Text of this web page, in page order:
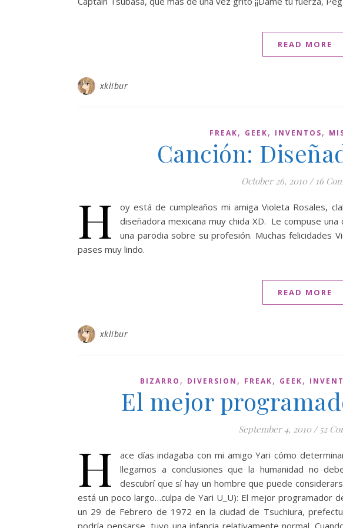
READ MORE
xklibur
FREAK, GEEK, INVENTOS,
Canción:
October 26, 2010 / 16
H
oy está de cumpleaños mi amiga Violeta Rosales,
diseñadora mexicana muy chida XD. Le compuse
una parodia sobre su profesión. Muchas felicidades
pases muy lindo.
READ MORE
xklibur
BIZARRO , DIVERSION , FREAK, GEEK,
El mejor
September 4, 2010 / 52
H
ace días indagaba con mi amigo Yari cómo
llegamos a conclusiones que la humanidad no
descubrí que sí hay un hombre que puede
está un poco largo…culpa de Yari U_U): El mejor programador
un 29 de Febrero de 1972 en la ciudad de Tsuchiura,
podría pensarse, tuvo una infancia relativamente normal.